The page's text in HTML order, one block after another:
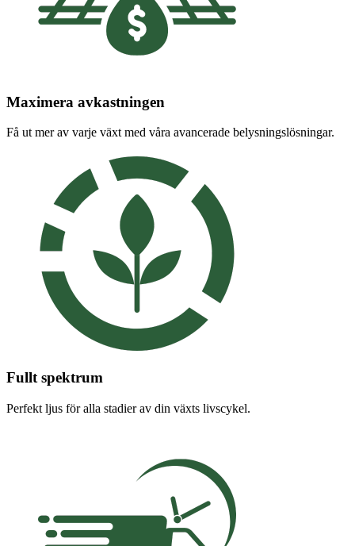
Maximera avkastningen
Få ut mer av varje växt med våra avancerade belysningslösningar.
Fullt spektrum
Perfekt ljus för alla stadier av din växts livscykel.